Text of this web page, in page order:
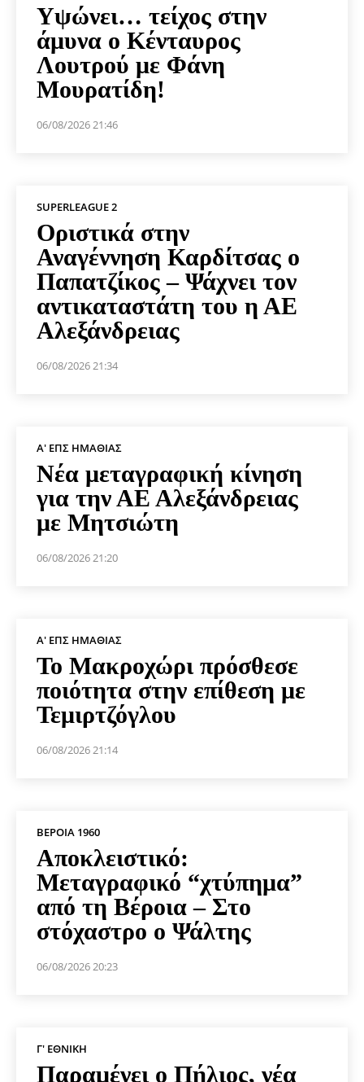
Υψώνει… τείχος στην
άμυνα ο Κένταυρος
Λουτρού με Φάνη
Μουρατίδη!
06/08/2026 21:46
SUPERLEAGUE 2
Οριστικά στην
Αναγέννηση Καρδίτσας ο
Παπατζίκος – Ψάχνει τον
αντικαταστάτη του η ΑΕ
Αλεξάνδρειας
06/08/2026 21:34
Α' ΕΠΣ ΗΜΑΘΊΑΣ
Νέα μεταγραφική κίνηση
για την ΑΕ Αλεξάνδρειας
με Μητσιώτη
06/08/2026 21:20
Α' ΕΠΣ ΗΜΑΘΊΑΣ
Το Μακροχώρι πρόσθεσε
ποιότητα στην επίθεση με
Τεμιρτζόγλου
06/08/2026 21:14
ΒΕΡΟΙΑ 1960
Αποκλειστικό:
Μεταγραφικό “χτύπημα”
από τη Βέροια – Στο
στόχαστρο ο Ψάλτης
06/08/2026 20:23
Γ' ΕΘΝΙΚΉ
Παραμένει ο Πήλιος, νέα